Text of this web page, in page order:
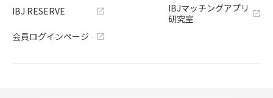
IBJ RESERVE
会員ログインページ
IBJマッチングアプリ
研究室